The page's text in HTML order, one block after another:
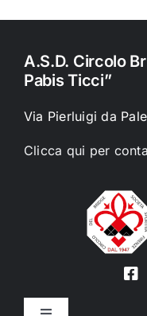
A.S.D. Circolo
Pabis Ticci”
Via Pierluigi da
Clicca qui per